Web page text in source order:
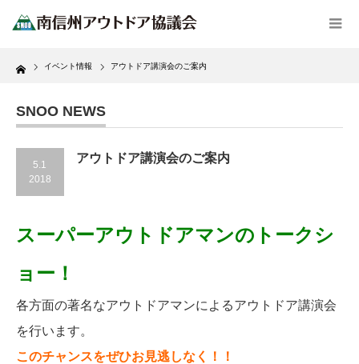
Home イベント情報 アウトドア講演会のご案内
SNOO NEWS
5.1
2018
アウトドア講演会のご案内
スーパーアウトドアマンのトークシ
ョー！
各方面の著名なアウトドアマンによるアウトドア講演会
を行います。
このチャンスをぜひお見逃しなく！！